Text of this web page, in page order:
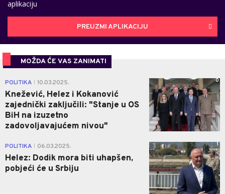
aplikaciju
PREUZMI APLIKACIJU
MOŽDA ĆE VAS ZANIMATI
POLITIKA 10.03.2025.
Knežević, Helez i Kokanović
zajednički zaključili: "Stanje u OS
BiH na izuzetno
zadovoljavajućem nivou"
0
POLITIKA 06.03.2025.
Helez: Dodik mora biti uhapšen,
pobjeći će u Srbiju
1